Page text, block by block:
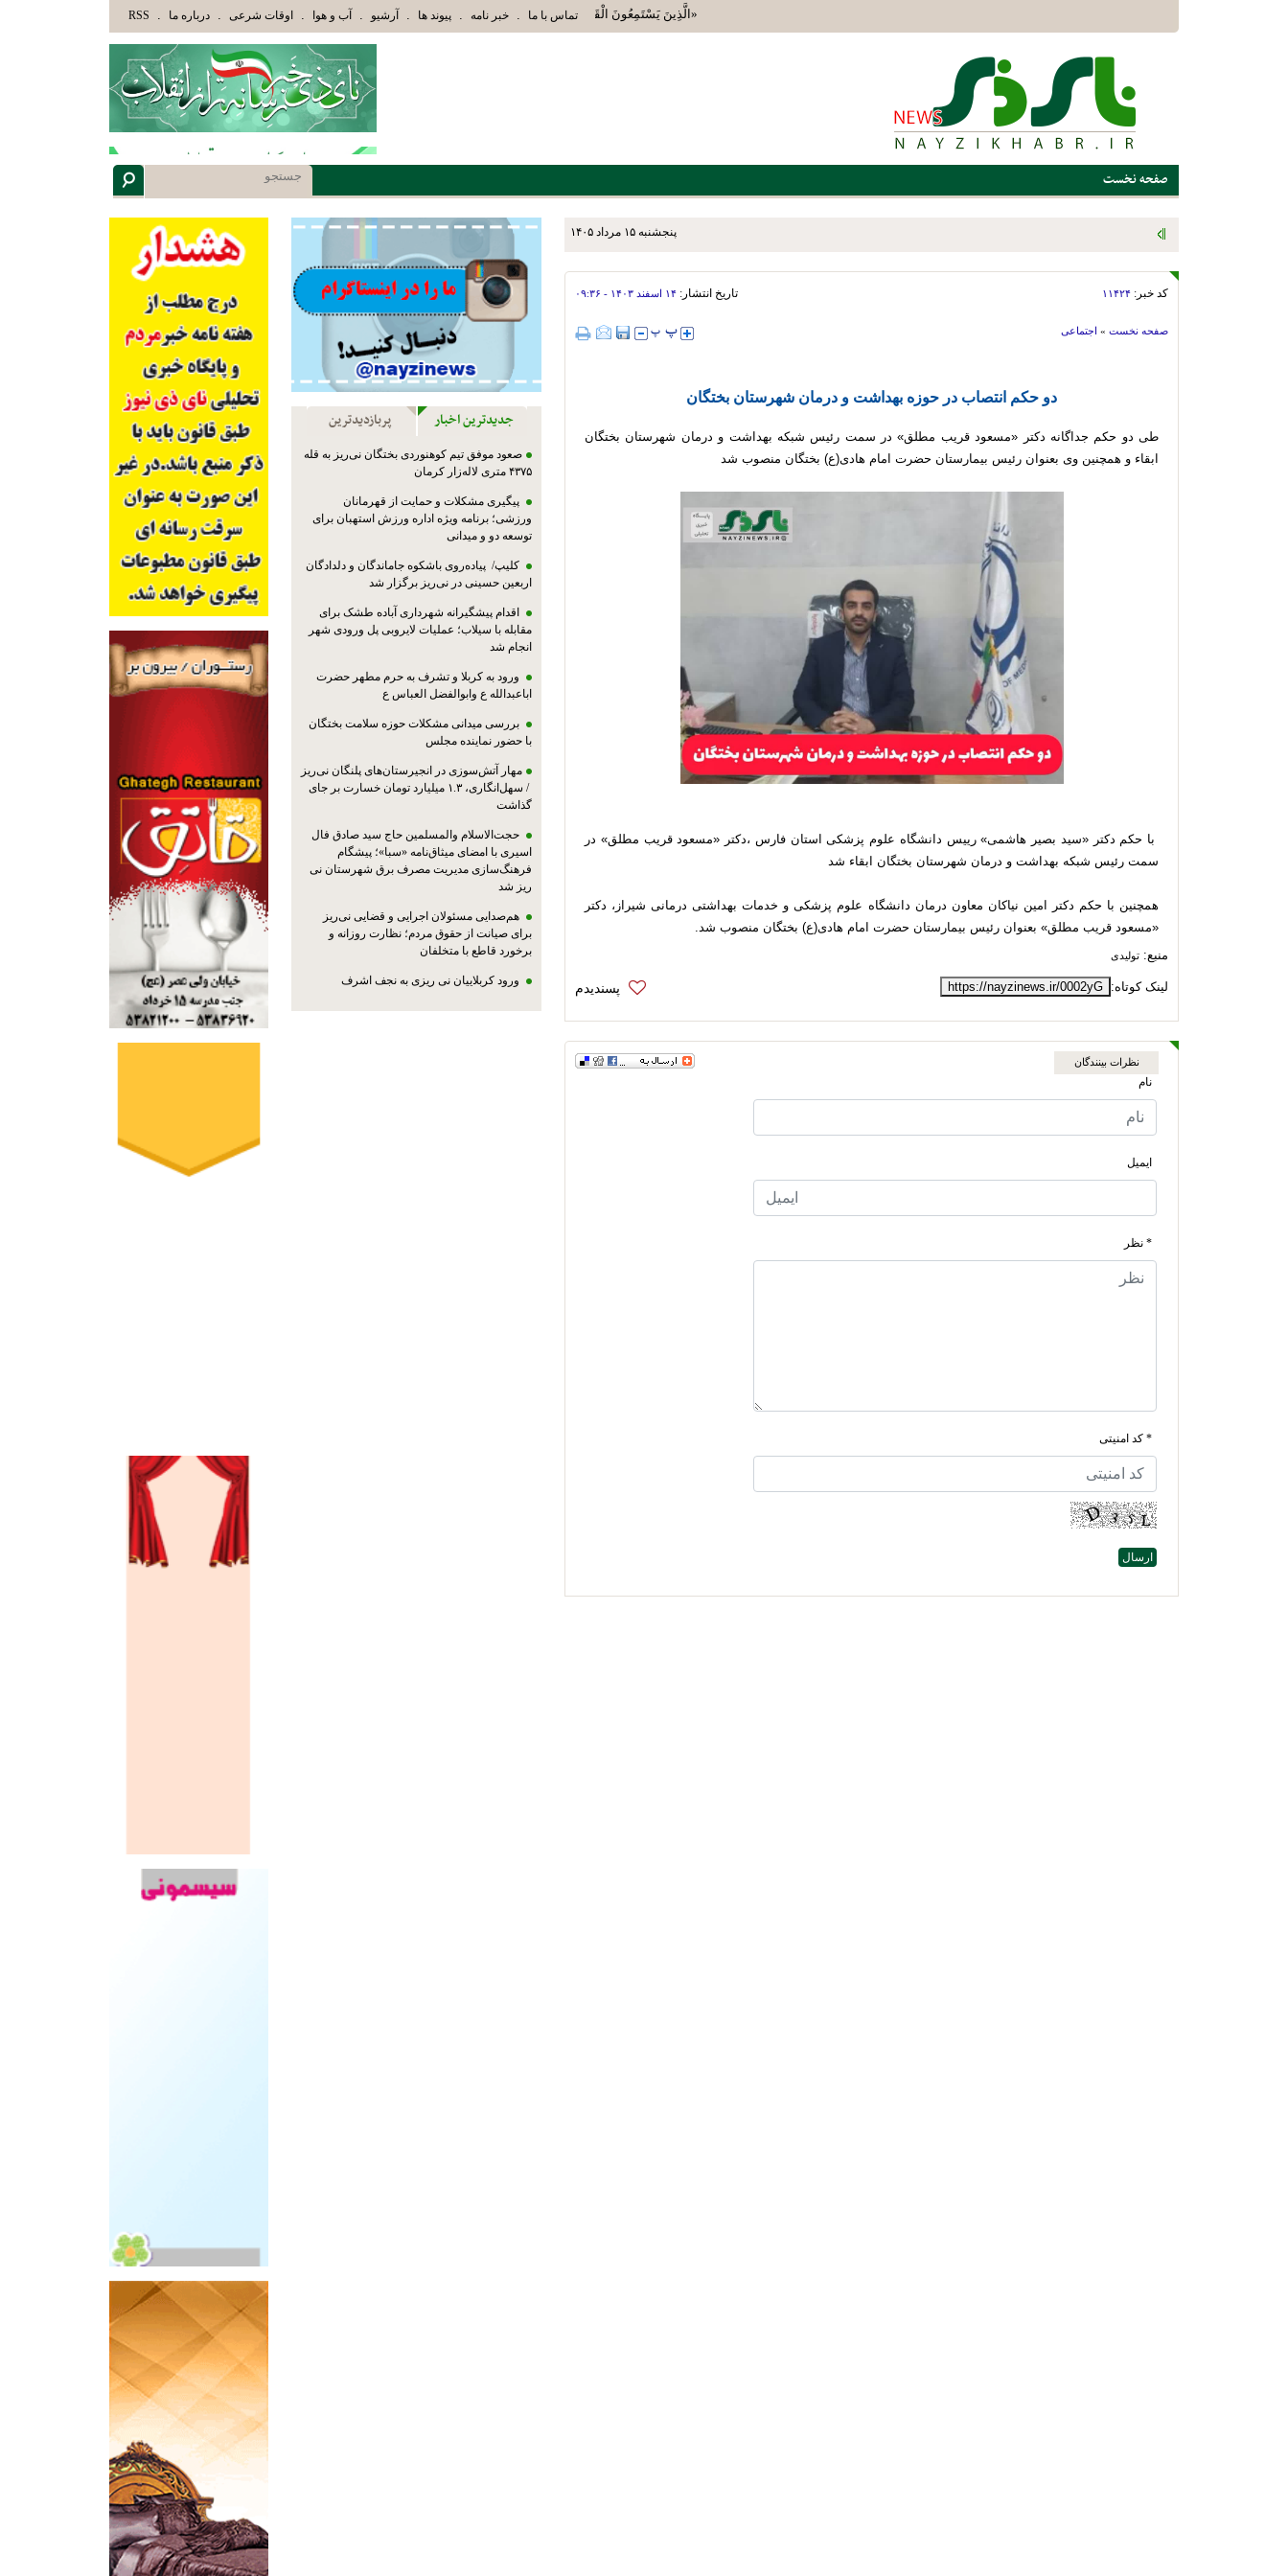
«الَّذِينَ يَسْتَمِعُونَ الْقَوْلَ فَيَتَّبِعُونَ أَحْسَنَهُ أُوْلَئِكَ الَّذِينَ هَدَاهُمُ اللَّهُ وَأُوْلَئِكَ هُمْ أُوْلُوا الْأَلْبَابِ» عاقلان هدایت یافته،حرفها را میشنوند و سپس
تماس با ما . خبر نامه . پیوند ها . آرشیو . آب و هوا . اوقات شرعی . درباره ما .
RSS
صفحه نخست
پنجشنبه ۱۵ مرداد ۱۴۰۵
کد خبر: ۱۱۴۲۴ تاریخ انتشار: ۱۴ اسفند ۱۴۰۳ - ۰۹:۳۶
صفحه نخست » اجتماعی
دو حکم انتصاب در حوزه بهداشت و درمان شهرستان بختگان
طی دو حکم جداگانه دکتر «مسعود قریب مطلق» در سمت رئیس شبکه بهداشت و درمان شهرستان بختگان
ابقاء و همچنین وی بعنوان رئیس بیمارستان حضرت امام هادی(ع) بختگان منصوب شد
با حکم دکتر «سید بصیر هاشمی» رییس دانشگاه علوم پزشکی استان فارس ،دکتر «مسعود قریب مطلق» در
سمت رئیس شبکه بهداشت و درمان شهرستان بختگان ابقاء شد
همچنین با حکم دکتر امین نیاکان معاون درمان دانشگاه علوم پزشکی و خدمات بهداشتی درمانی شیراز، دکتر
«مسعود قریب مطلق» بعنوان رئیس بیمارستان حضرت امام هادی(ع) بختگان منصوب شد.
منبع: تولیدی
لینک کوتاه: https://nayzinews.ir/0002yG
نظرات بینندگان
نام
ایمیل
* نظر
* کد امنیتی
جدیدترین اخبار پربازدیدترین
صعود موفق تیم کوهنوردی بختگان نی‌ریز به قله
۴۳۷۵ متری لاله‌زار کرمان
پیگیری مشکلات و حمایت از قهرمانان
ورزشی؛ برنامه ویژه اداره ورزش استهبان برای
توسعه دو و میدانی
کلیپ/ پیاده‌روی باشکوه جاماندگان و دلدادگان
اربعین حسینی در نی‌ریز برگزار شد
اقدام پیشگیرانه شهرداری آباده طشک برای
مقابله با سیلاب؛ عملیات لایروبی پل ورودی شهر
انجام شد
ورود به کربلا و تشرف به حرم مطهر حضرت
اباعبدالله ع وابوالفضل العباس ع
بررسی میدانی مشکلات حوزه سلامت بختگان
با حضور نماینده مجلس
مهار آتش‌سوزی در انجیرستان‌های پلنگان نی‌ریز
/ سهل‌انگاری، ۱.۳ میلیارد تومان خسارت بر جای
گذاشت
حجت‌الاسلام والمسلمین حاج سید صادق فال
اسیری با امضای میثاق‌نامه «سبا»؛ پیشگام
فرهنگ‌سازی مدیریت مصرف برق شهرستان نی
ریز شد
هم‌صدایی مسئولان اجرایی و قضایی نی‌ریز
برای صیانت از حقوق مردم؛ نظارت روزانه و
برخورد قاطع با متخلفان
ورود کربلاییان نی ریزی به نجف اشرف